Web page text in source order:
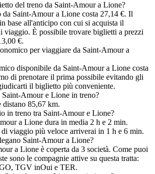
del treno da Saint-Amour a Lione?
Saint-Amour a Lione costa 27,14 €. Il
base all'anticipo con cui si acquista il
viaggio. È possibile trovare biglietti a prezzi
€.
per viaggiare da Saint-Amour a
disponibile da Saint-Amour a Lione costa
di prenotare il prima possibile evitando gli
il biglietto più conveniente.
Saint-Amour e Lione in treno?
85,67 km.
in treno tra Saint-Amour e Lione?
a Lione dura in media 2 h e 2 min.
viaggio più veloce arriverai in 1 h e 6 min.
Saint-Amour a Lione?
a Lione è coperta da 3 società. Come puoi
sono le compagnie attive su questa tratta:
TGV inOui e TER.